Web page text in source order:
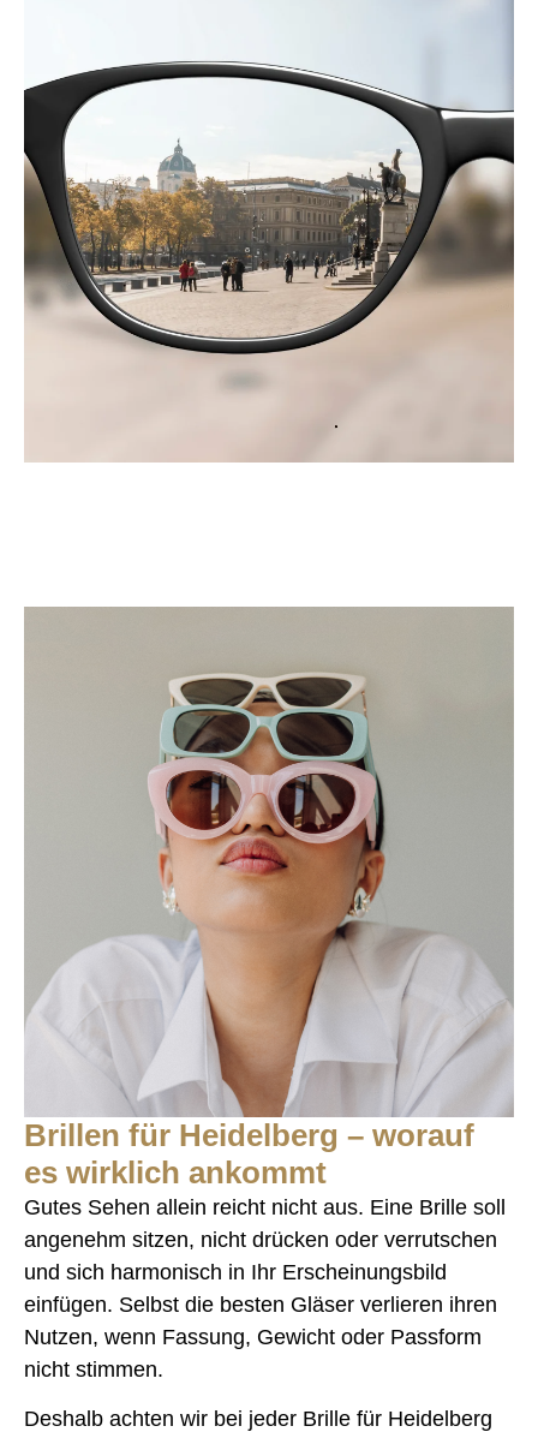
Brillen für Heidelberg – worauf
es wirklich ankommt
Gutes Sehen allein reicht nicht aus. Eine Brille soll
angenehm sitzen, nicht drücken oder verrutschen
und sich harmonisch in Ihr Erscheinungsbild
einfügen. Selbst die besten Gläser verlieren ihren
Nutzen, wenn Fassung, Gewicht oder Passform
nicht stimmen.
Deshalb achten wir bei jeder Brille für Heidelberg